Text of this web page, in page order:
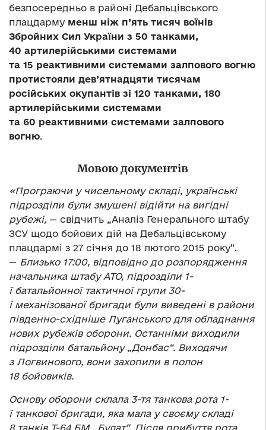
безпосередньо в районі Дебальцівського
плацдарму менш ніж п’ять тисяч воїнів
Збройних Сил України з 50 танками,
40 артилерійськими системами
та 15 реактивними системами залпового вогню
протистояли дев’ятнадцяти тисячам
російських окупантів зі 120 танками, 180
артилерійськими системами
та 60 реактивними системами залпового
вогню.
Мовою документів
«Програючи у чисельному складі, українські
підрозділи були змушені відійти на вигідні
рубежі, — свідчить „Аналіз Генерального штабу
ЗСУ щодо бойових дій на Дебальцівському
плацдармі з 27 січня до 18 лютого 2015 року“.
— Близько 17:00, відповідно до розпорядження
начальника штабу АТО, підрозділи 1-
ї батальйонної тактичної групи 30-
ї механізованої бригади були виведені в райони
південно-східніше Луганського для обладнання
нових рубежів оборони. Останніми виходили
підрозділи батальйону „Донбас“. Виходячи
з Логвинового, вони захопили в полон
18 бойовиків.
Основу оборони склала 3-тя танкова рота 1-
ї танкової бригади, яка мала у своєму складі
8 танків Т-64 БМ „Булат“. Після прибуття рота